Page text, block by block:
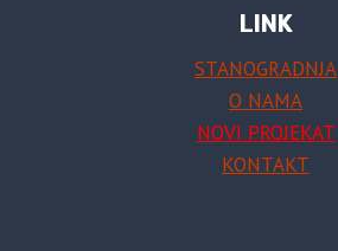
LINK
STANOGRADNJA
O NAMA
NOVI PROJEKAT
KONTAKT